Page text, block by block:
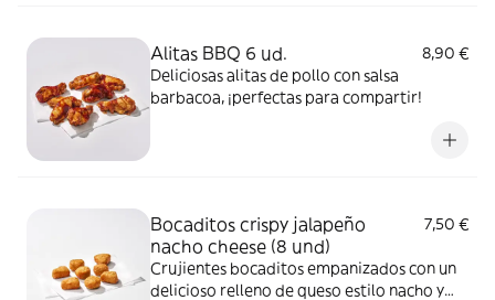
Alitas BBQ 6 ud.
8,90 €
Deliciosas alitas de pollo con salsa
barbacoa, ¡perfectas para compartir!
Bocaditos crispy jalapeño
nacho cheese (8 und)
7,50 €
Crujientes bocaditos empanizados con un
delicioso relleno de queso estilo nacho y